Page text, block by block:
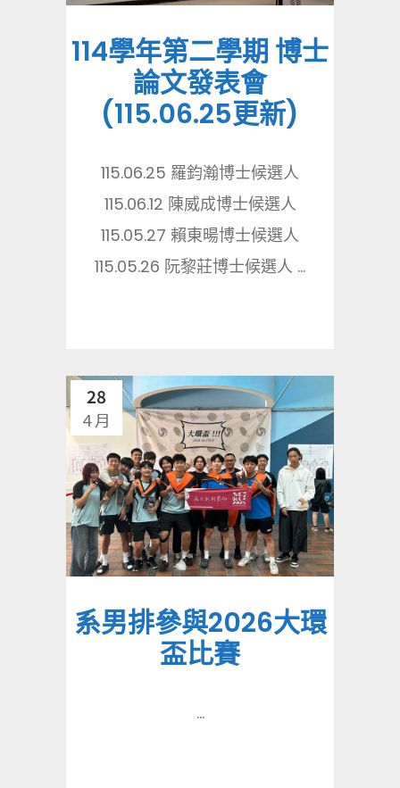
114學年第二學期 博士
論文發表會
(115.06.25更新)
115.06.25 羅鈞瀚博士候選人
115.06.12 陳威成博士候選人
115.05.27 賴東暘博士候選人
115.05.26 阮黎莊博士候選人 ...
28
4 月
系男排參與2026大環
盃比賽
...